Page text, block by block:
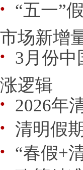
● “五一”
市场新增
● 3月份中
涨逻辑
● 2026年
● 清明假
● “春假+